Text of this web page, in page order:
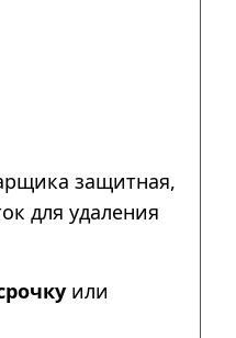
защитная,
для удаления
или